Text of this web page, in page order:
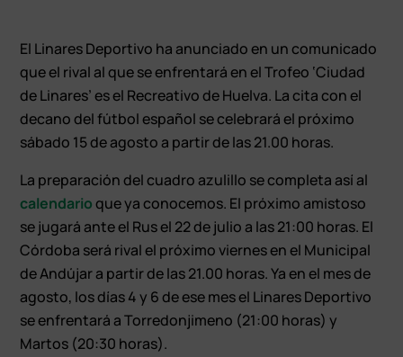
El Linares Deportivo ha anunciado en un comunicado
que el rival al que se enfrentará en el Trofeo ‘Ciudad
de Linares’ es el Recreativo de Huelva. La cita con el
decano del fútbol español se celebrará el próximo
sábado 15 de agosto a partir de las 21.00 horas.
La preparación del cuadro azulillo se completa así al
calendarioque ya conocemos. El próximo amistoso
se jugará ante el Rus el 22 de julio a las 21:00 horas. El
Córdoba será rival el próximo viernes en el Municipal
de Andújar a partir de las 21.00 horas. Ya en el mes de
agosto, los días 4 y 6 de ese mes el Linares Deportivo
se enfrentará a Torredonjimeno (21:00 horas) y
Martos (20:30 horas).